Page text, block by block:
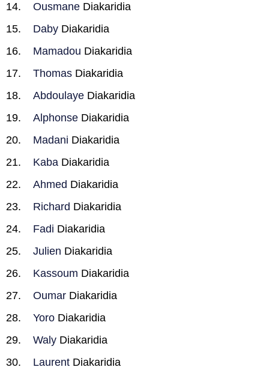
Ousmane Diakaridia
Daby Diakaridia
Mamadou Diakaridia
Thomas Diakaridia
Abdoulaye Diakaridia
Alphonse Diakaridia
Madani Diakaridia
Kaba Diakaridia
Ahmed Diakaridia
Richard Diakaridia
Fadi Diakaridia
Julien Diakaridia
Kassoum Diakaridia
Oumar Diakaridia
Yoro Diakaridia
Waly Diakaridia
Laurent Diakaridia